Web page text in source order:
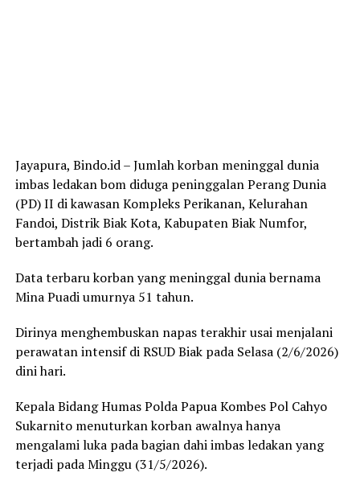
Jayapura, Bindo.id – Jumlah korban meninggal dunia
imbas ledakan bom diduga peninggalan Perang Dunia
(PD) II di kawasan Kompleks Perikanan, Kelurahan
Fandoi, Distrik Biak Kota, Kabupaten Biak Numfor,
bertambah jadi 6 orang.
Data terbaru korban yang meninggal dunia bernama
Mina Puadi umurnya 51 tahun.
Dirinya menghembuskan napas terakhir usai menjalani
perawatan intensif di RSUD Biak pada Selasa (2/6/2026)
dini hari.
Kepala Bidang Humas Polda Papua Kombes Pol Cahyo
Sukarnito menuturkan korban awalnya hanya
mengalami luka pada bagian dahi imbas ledakan yang
terjadi pada Minggu (31/5/2026).